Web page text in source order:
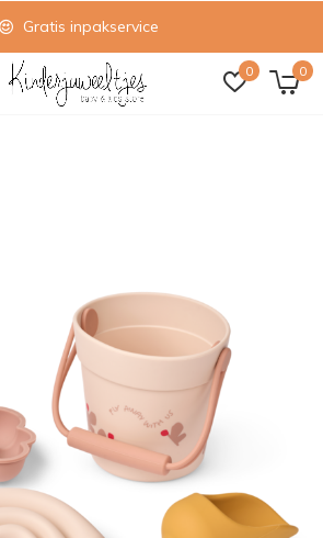
0 0
Gratis inpakservice